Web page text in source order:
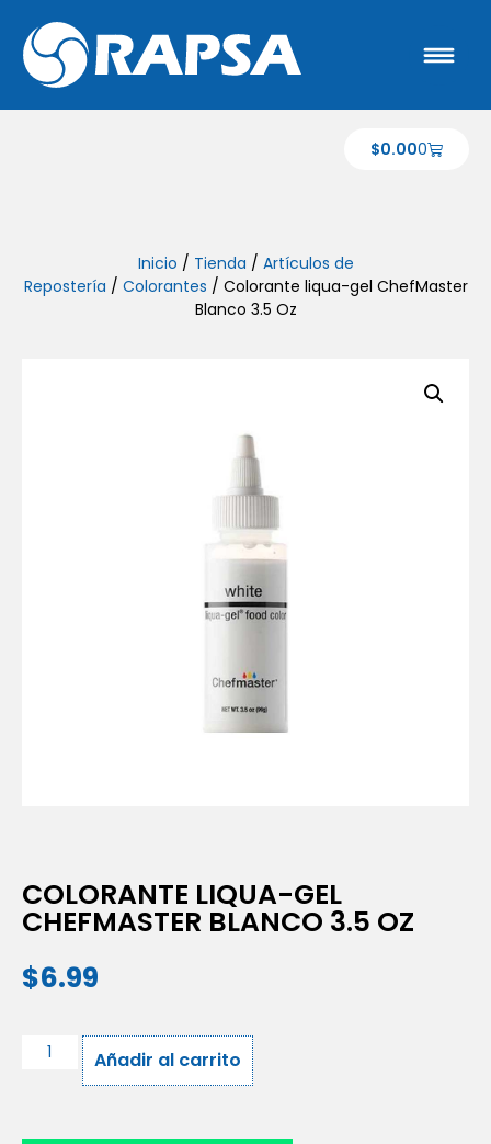
$0.000
Inicio / Tienda / Artículos de
Repostería / Colorantes / Colorante liqua-gel ChefMaster
Blanco 3.5 Oz
COLORANTE LIQUA-GEL
CHEFMASTER BLANCO 3.5 OZ
$6.99
Añadir al carrito